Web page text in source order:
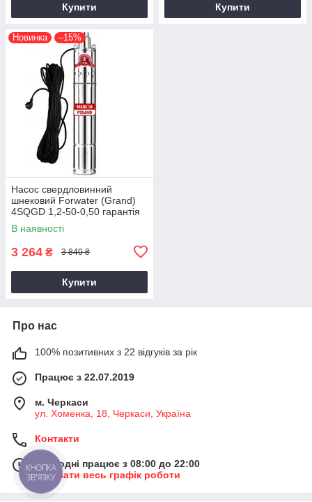
Купити Купити
Новинка –15%
Насос свердловинний
шнековий Forwater (Grand)
4SQGD 1,2-50-0,50 гарантія
3 роки
В наявності
3 264 ₴ 3 840 ₴
Купити
Про нас
100% позитивних з 22 відгуків за рік
Працює з 22.07.2019
м. Черкаси
ул. ​Хоменка, 18, Черкаси, Україна
Контакти
Сьогодні працює з 08:00 до 22:00
Показати весь графік роботи
КНОПКА
ЗВ'ЯЗКУ